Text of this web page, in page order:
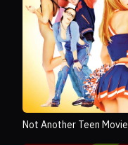
Not Another Teen Movie